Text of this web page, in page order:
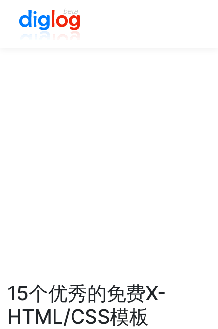
15个优秀的免费X-
HTML/CSS模板